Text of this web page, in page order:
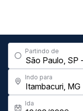
Partindo de
Indo para
Ida